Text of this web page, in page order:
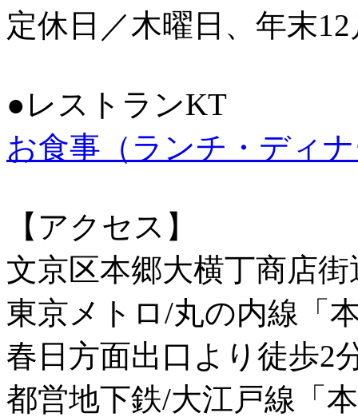
定休日／木曜日、年末
●レストランKT
お食事（ランチ・ディ
【アクセス】
文京区本郷大横丁商店
東京メトロ/丸の内線「
春日方面出口より徒歩2
都営地下鉄/大江戸線「